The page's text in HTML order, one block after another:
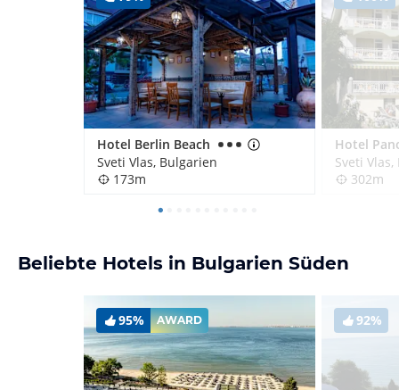
Hotel Berlin Beach
Sveti Vlas, Bulgarien
173m
Hotel
Sveti
302m
Beliebte Hotels in Bulgarien Süden
95% AWARD 92%